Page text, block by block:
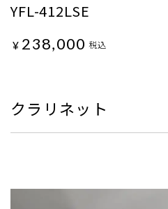
YFL-412LSE
¥ 238,000 税込
クラリネット